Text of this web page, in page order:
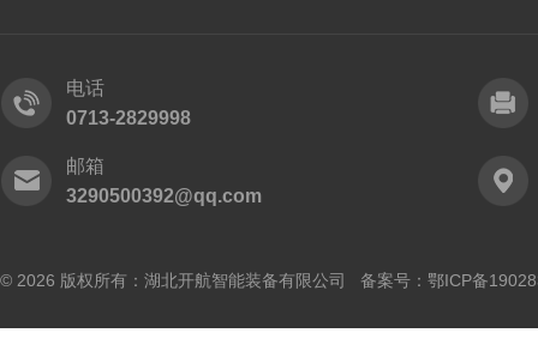
电话
0713-2829998
邮箱
3290500392@qq.com
© 2026 版权所有：湖北开航智能装备有限公司 备案号： 鄂ICP备